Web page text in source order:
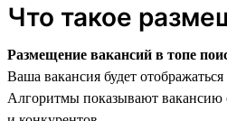
Что такое
Размещение вакансий в топе
Ваша вакансия будет
Алгоритмы показывают вакансию